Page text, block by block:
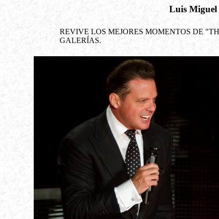
Luis Miguel
REVIVE LOS MEJORES MOMENTOS DE
GALERÍAS.